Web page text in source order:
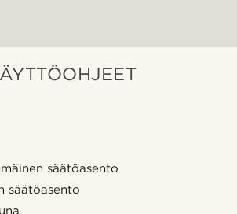
säätöasento
säätöasento